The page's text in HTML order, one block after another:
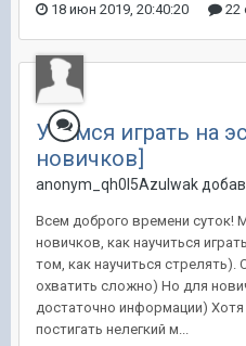
18 июн 2019, 20:40:20 22
Учимся играть на
новичков]
anonym_qh0I5Azulwak
Всем доброго времени суток!
новичков, как научиться
том, как научиться стрелять).
охватить сложно) Но для
достаточно информации)
постигать нелегкий м...